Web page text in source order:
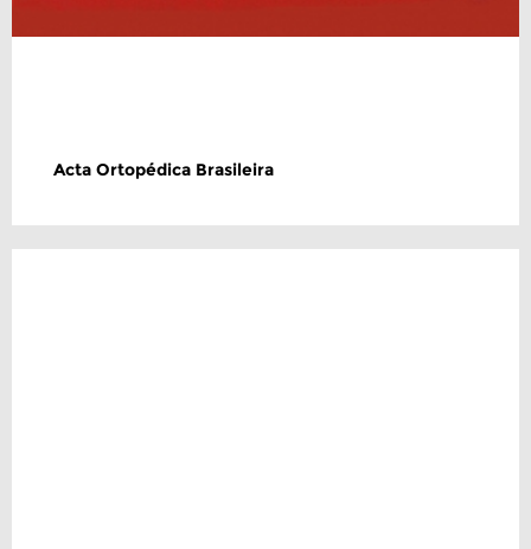
Acta Ortopédica Brasileira